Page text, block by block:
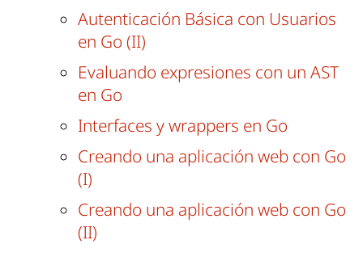
Autenticación Básica con Usuarios
en Go (II)
Evaluando expresiones con un AST
en Go
Interfaces y wrappers en Go
Creando una aplicación web con Go
(I)
Creando una aplicación web con Go
(II)